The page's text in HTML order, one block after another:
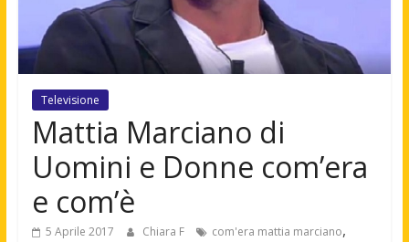
Televisione
Mattia Marciano di
Uomini e Donne com’era
e com’è
5 Aprile 2017 Chiara F com'era mattia marciano,